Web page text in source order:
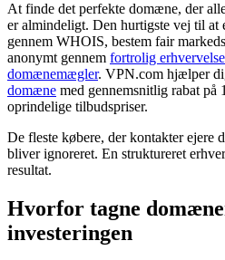
At finde det perfekte domæne, der
er almindeligt. Den hurtigste vej til at
gennem WHOIS, bestem fair
anonymt gennem fortrolig erhvervelse
domænemægler. VPN.com hjælper
domæne med gennemsnitlig rabat på
oprindelige tilbudspriser.
De fleste købere, der kontakter ejere
bliver ignoreret. En struktureret
resultat.
Hvorfor tagne
investeringen